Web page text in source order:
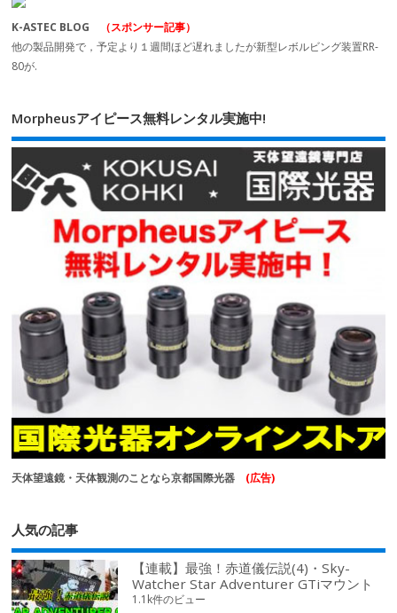
K-ASTEC BLOG
（スポンサー記事）
他の製品開発で，予定より１週間ほど遅れましたが新型レボルビング装置RR-
80が.
Morpheusアイピース無料レンタル実施中!
天体望遠鏡・天体観測のことなら京都国際光器 (広告)
人気の記事
【連載】最強！赤道儀伝説(4)・Sky-
Watcher Star Adventurer GTiマウント
1.1k件のビュー